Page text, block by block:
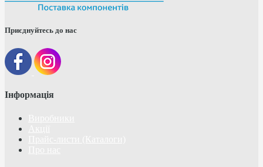
Приєднуйтесь до нас
Інформація